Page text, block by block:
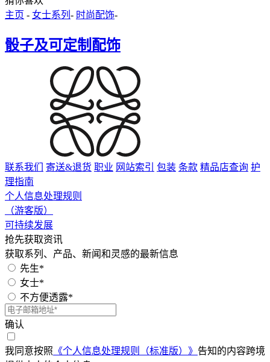
主页 - 女士系列 - 时尚配饰-
骰子及可定制配饰
联系我们 寄送&退货 职业 网站索引 包装 条款 精品店查询 护
理指南
个人信息处理规则
（游客版）
可持续发展
抢先获取资讯
获取系列、产品、新闻和灵感的最新信息
先生*
女士*
不方便透露*
确认
我同意按照 《个人信息处理规则（标准版）》 告知的内容跨境